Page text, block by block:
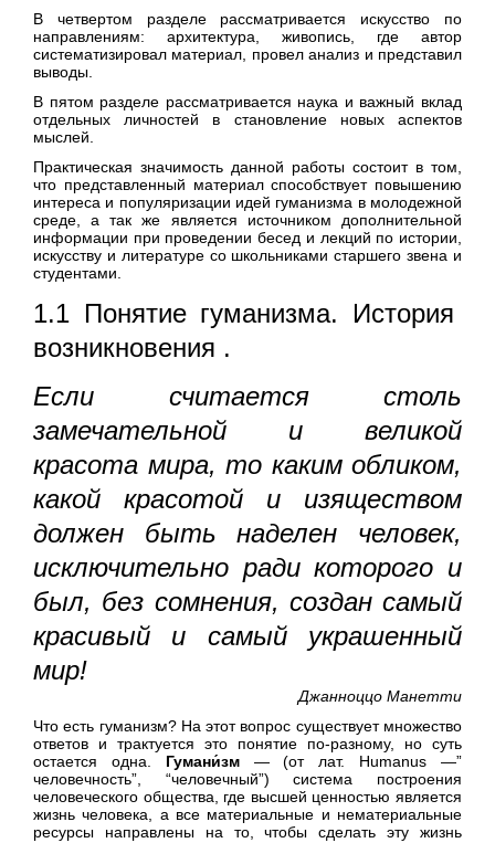
В четвертом разделе рассматривается искусство по
направлениям: архитектура, живопись, где автор
систематизировал материал, провел анализ и представил
выводы.
В пятом разделе рассматривается наука и важный вклад
отдельных личностей в становление новых аспектов
мыслей.
Практическая значимость данной работы состоит в том,
что представленный материал способствует повышению
интереса и популяризации идей гуманизма в молодежной
среде, а так же является источником дополнительной
информации при проведении бесед и лекций по истории,
искусству и литературе со школьниками старшего звена и
студентами.
1.1 Понятие гуманизма. История
возникновения .
Если считается столь
замечательной и великой
красота мира, то каким обликом,
какой красотой и изяществом
должен быть наделен человек,
исключительно ради которого и
был, без сомнения, создан самый
красивый и самый украшенный
мир!
Джанноццо Манетти
Что есть гуманизм? На этот вопрос существует множество
ответов и трактуется это понятие по-разному, но суть
остается одна.
Гумани́зм— (от лат. Humanus —”
человечность”, “человечный”) система построения
человеческого общества, где высшей ценностью является
жизнь человека, а все материальные и нематериальные
ресурсы направлены на то, чтобы сделать эту жизнь